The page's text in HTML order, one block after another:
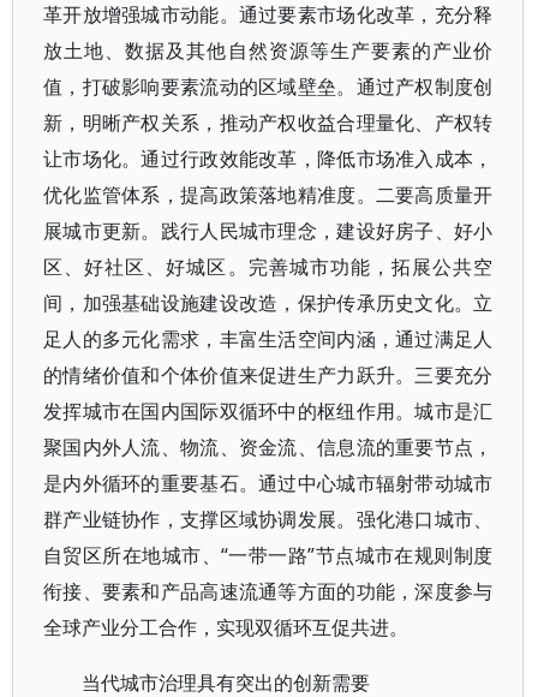
革开放增强城市动能。通过要素市场化改革，充分释
放土地、数据及其他自然资源等生产要素的产业价
值，打破影响要素流动的区域壁垒。通过产权制度创
新，明晰产权关系，推动产权收益合理量化、产权转
让市场化。通过行政效能改革，降低市场准入成本，
优化监管体系，提高政策落地精准度。二要高质量开
展城市更新。践行人民城市理念，建设好房子、好小
区、好社区、好城区。完善城市功能，拓展公共空
间，加强基础设施建设改造，保护传承历史文化。立
足人的多元化需求，丰富生活空间内涵，通过满足人
的情绪价值和个体价值来促进生产力跃升。三要充分
发挥城市在国内国际双循环中的枢纽作用。城市是汇
聚国内外人流、物流、资金流、信息流的重要节点，
是内外循环的重要基石。通过中心城市辐射带动城市
群产业链协作，支撑区域协调发展。强化港口城市、
自贸区所在地城市、“一带一路”节点城市在规则制度
衔接、要素和产品高速流通等方面的功能，深度参与
全球产业分工合作，实现双循环互促共进。
当代城市治理具有突出的创新需要